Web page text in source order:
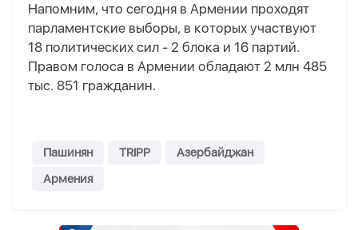
Напомним, что сегодня в Армении проходят
парламентские выборы, в которых участвуют
18 политических сил - 2 блока и 16 партий.
Правом голоса в Армении обладают 2 млн 485
тыс. 851 гражданин.
Пашинян TRIPP
Азербайджан
Армения